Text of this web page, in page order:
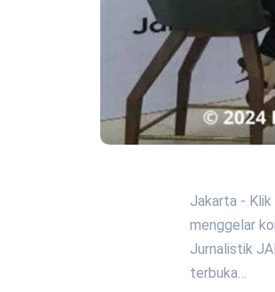
Jakarta -
menggelar
Jurnalistik
terbuka…